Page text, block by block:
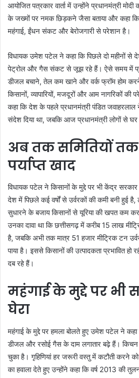
आयोजित पत्रकार वार्ता में उन्होंने प्रधानमंत्री मोदी
के जख्मों पर नमक छिड़कने जैसा बताया और कहा
महंगाई, ईंधन संकट और बेरोजगारी से परेशान है।
विधायक उमेश पटेल ने कहा कि पिछले दो महीनों से
पेट्रोल और गैस संकट से जूझ रहे हैं। ऐसे समय में
डीजल बचाने, तेल कम खाने और वर्क फ्रॉम होम
किसानों, व्यापारियों, मजदूरों और आम नागरिकों की
कहा कि देश के पहले प्रधानमंत्री पंडित जवाहरलाल
संदेश दिया था, जबकि आज प्रधानमंत्री लोगों से
अब तक समितियों तक
पर्याप्त खाद
विधायक पटेल ने किसानों के मुद्दे पर भी केंद्र
देश में पिछले कई वर्षों से उर्वरकों की कमी बनी हुई
सुधारने के बजाय किसानों से यूरिया की खपत कम
उनका दावा था कि छत्तीसगढ़ में करीब 15 लाख
है, जबकि अभी तक मात्र 51 हजार मीट्रिक टन
पाया है। इससे किसानों की उत्पादकता प्रभावित
दब रहे हैं।
महंगाई के मुद्दे पर भी
घेरा
महंगाई के मुद्दे पर हमला बोलते हुए उमेश पटेल ने कहा
डीजल और रसोई गैस के दाम लगातार बढ़े हैं। किचन
चुका है। गृहिणियां हर जरूरी वस्तु में कटौती करने
का हवाला देते हुए उन्होंने कहा कि वर्ष 2013 की